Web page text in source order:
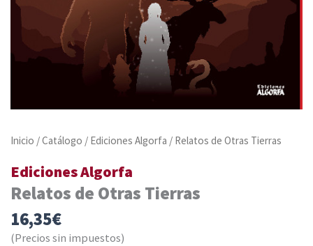
Inicio /Catálogo / Ediciones Algorfa / Relatos de Otras Tierras
Ediciones Algorfa
Relatos de Otras Tierras
16,35€
(Precios sin impuestos)